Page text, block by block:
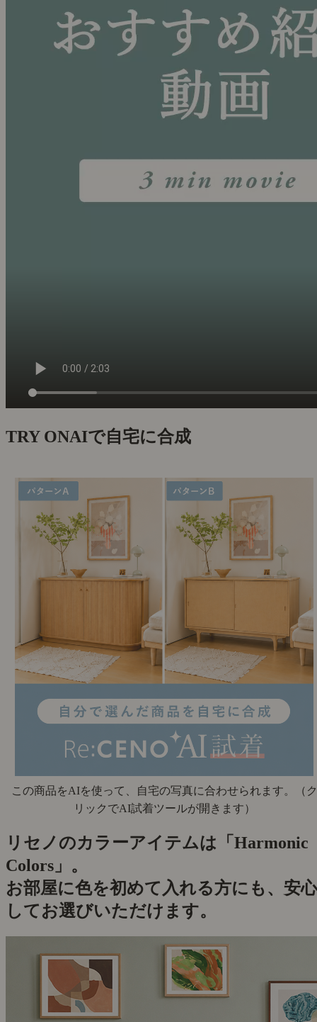
TRY ONAIで自宅に合成
この商品をAIを使って、自宅の写真に合わせられます。
（ク
リックでAI試着ツールが開きます）
リセノのカラーアイテムは「Harmonic
Colors」。
お部屋に色を初めて入れる方にも、安心
してお選びいただけます。